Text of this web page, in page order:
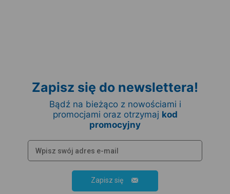
Zapisz się do newslettera!
Bądź na bieżąco z nowościami i
promocjami oraz otrzymaj kod
promocyjny
Zapisz się